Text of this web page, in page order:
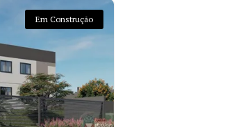
Em Construção